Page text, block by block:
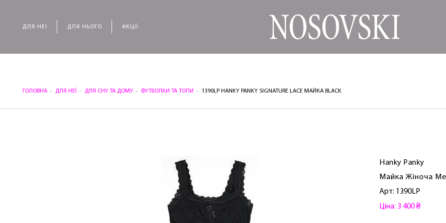
ДЛЯ НЕЇ ДЛЯ НЬОГО АКЦІЇ
ГОЛОВНА ДЛЯ НЕЇ ДЛЯ СНУ ТА ДОМУ ФУТБОЛКИ ТА ТОПИ 1390LP HANKY ​​PANKY SIGNATURE LACE МАЙКА BLACK
Hanky ​​Panky
Майка Жіноча
Арт: 1390LP
Ціна: 3 400 ₴